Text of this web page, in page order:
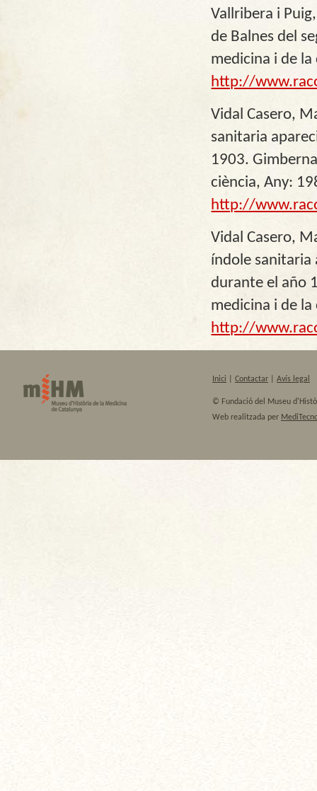
Vallribera i
de Balnes del
medicina i de
http://
Vidal Casero,
sanitaria
1903.
ciència, Any:
http://
Vidal Casero,
índole sanitaria
durante el año
medicina i de
http://
Inici Contactar Avís legal
© Fundació del Museu
Web realitzada per